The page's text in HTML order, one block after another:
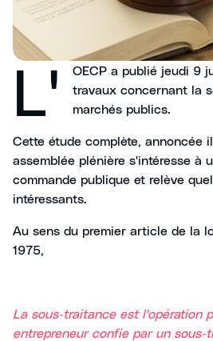
L'
OECP a publié jeudi 9
travaux concernant la
marchés publics.
Cette étude complète, annoncée
assemblée plénière s'intéresse à
commande publique et relève
intéressants.
Au sens du premier article de la
1975,
La sous-traitance est l'opération
entrepreneur confie par un sous-